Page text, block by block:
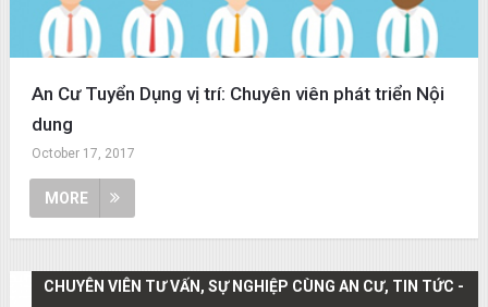
An Cư Tuyển Dụng vị trí: Chuyên viên phát triển Nội
dung
October 17, 2017
MORE
CHUYÊN VIÊN TƯ VẤN, SỰ NGHIỆP CÙNG AN CƯ, TIN TỨC -